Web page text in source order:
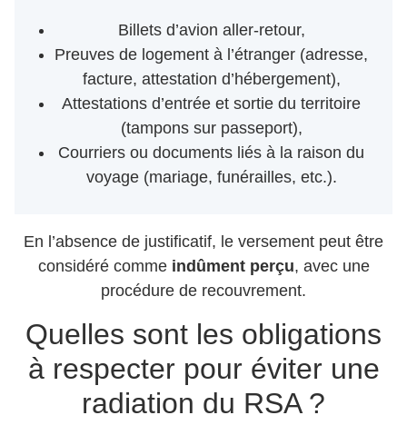
Billets d’avion aller-retour,
Preuves de logement à l’étranger (adresse,
facture, attestation d’hébergement),
Attestations d’entrée et sortie du territoire
(tampons sur passeport),
Courriers ou documents liés à la raison du
voyage (mariage, funérailles, etc.).
En l’absence de justificatif, le versement peut être
considéré comme indûment perçu, avec une
procédure de recouvrement.
Quelles sont les obligations
à respecter pour éviter une
radiation du RSA ?